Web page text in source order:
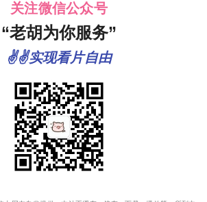
关注微信公众号
“老胡为你服务”
✌✌实现看片自由